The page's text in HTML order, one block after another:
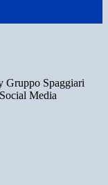
Gruppo Spaggiari
Media